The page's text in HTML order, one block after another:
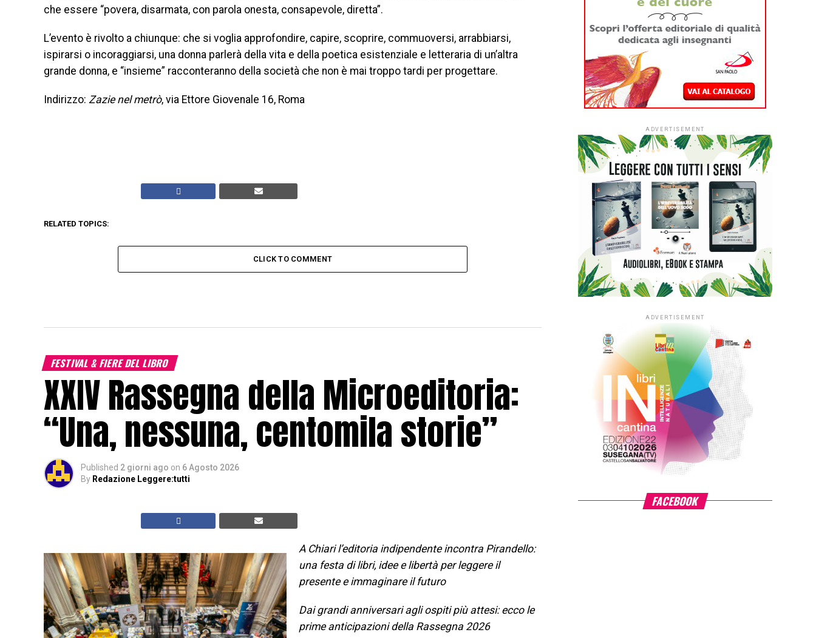
che essere “povera, disarmata, con parola onesta, consapevole, diretta”.
L’evento è rivolto a chiunque: che si voglia approfondire, capire, scoprire, commuoversi, arrabbiarsi,
ispirarsi o incoraggiarsi, una donna parlerà della vita e della poetica esistenziale e letteraria di un’altra
grande donna, e “insieme” racconteranno della società che non è mai troppo tardi per progettare.
Indirizzo: Zazie nel metrò, via Ettore Giovenale 16, Roma
RELATED TOPICS:
CLICK TO COMMENT
FESTIVAL & FIERE DEL LIBRO
XXIV Rassegna della Microeditoria:
“Una, nessuna, centomila storie”
Published 2 giorni ago on 6 Agosto 2026
By Redazione Leggere:tutti
A Chiari l’editoria indipendente incontra Pirandello:
una festa di libri, idee e libertà per leggere il
presente e immaginare il futuro
Dai grandi anniversari agli ospiti più attesi: ecco le
prime anticipazioni della Rassegna 2026
ADVERTISEMENT
ADVERTISEMENT
FACEBOOK